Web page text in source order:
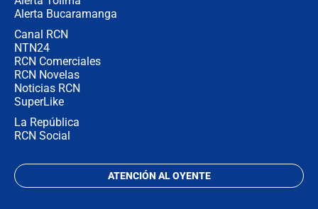
Alerta Bucaramanga
Canal RCN
NTN24
RCN Comerciales
RCN Novelas
Noticias RCN
SuperLike
La República
RCN Social
ATENCIÓN AL OYENTE